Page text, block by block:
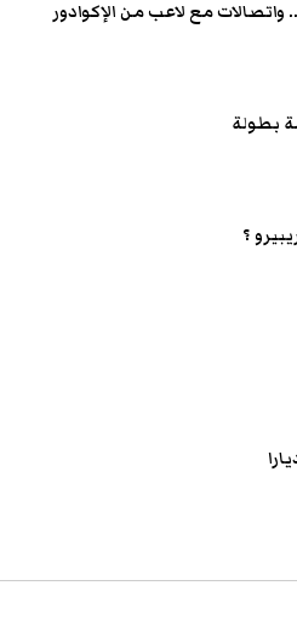
مع لاعب من الإكوادور
بطولة
؟